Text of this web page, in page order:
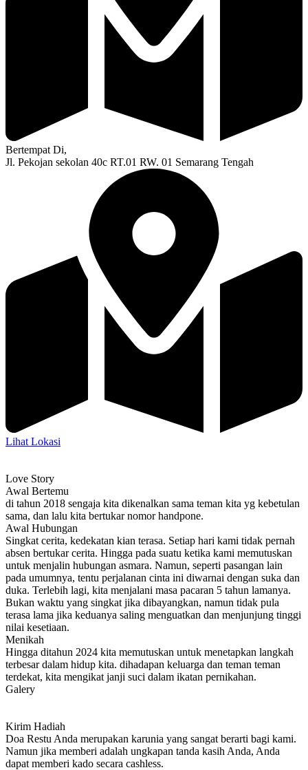
Bertempat Di,
Jl. Pekojan sekolan 40c RT.01 RW. 01 Semarang Tengah
Lihat Lokasi
Love Story
Awal Bertemu
di tahun 2018 sengaja kita dikenalkan sama teman kita yg kebetulan
sama, dan lalu kita bertukar nomor handpone.
Awal Hubungan
Singkat cerita, kedekatan kian terasa. Setiap hari kami tidak pernah
absen bertukar cerita. Hingga pada suatu ketika kami memutuskan
untuk menjalin hubungan asmara. Namun, seperti pasangan lain
pada umumnya, tentu perjalanan cinta ini diwarnai dengan suka dan
duka. Terlebih lagi, kita menjalani masa pacaran 5 tahun lamanya.
Bukan waktu yang singkat jika dibayangkan, namun tidak pula
terasa lama jika keduanya saling menguatkan dan menjunjung tinggi
nilai kesetiaan.
Menikah
Hingga ditahun 2024 kita memutuskan untuk menetapkan langkah
terbesar dalam hidup kita. dihadapan keluarga dan teman teman
terdekat, kita mengikat janji suci dalam ikatan pernikahan.
Galery
Kirim Hadiah
Doa Restu Anda merupakan karunia yang sangat berarti bagi kami.
Namun jika memberi adalah ungkapan tanda kasih Anda, Anda
dapat memberi kado secara cashless.